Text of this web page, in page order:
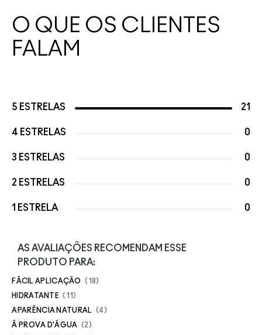
O QUE OS CLIENTES
FALAM
5 ESTRELAS 21
4 ESTRELAS 0
3 ESTRELAS 0
2 ESTRELAS 0
1 ESTRELA 0
AS AVALIAÇÕES RECOMENDAM ESSE
PRODUTO PARA:
FÁCIL APLICAÇÃO 18
HIDRATANTE 11
APARÊNCIA NATURAL 4
À PROVA D'ÁGUA 2